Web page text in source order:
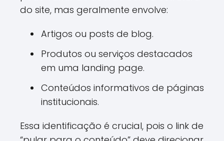
do site, mas geralmente envolve:
Artigos ou posts de blog.
Produtos ou serviços destacados
em uma landing page.
Conteúdos informativos de páginas
institucionais.
Essa identificação é crucial, pois o link de